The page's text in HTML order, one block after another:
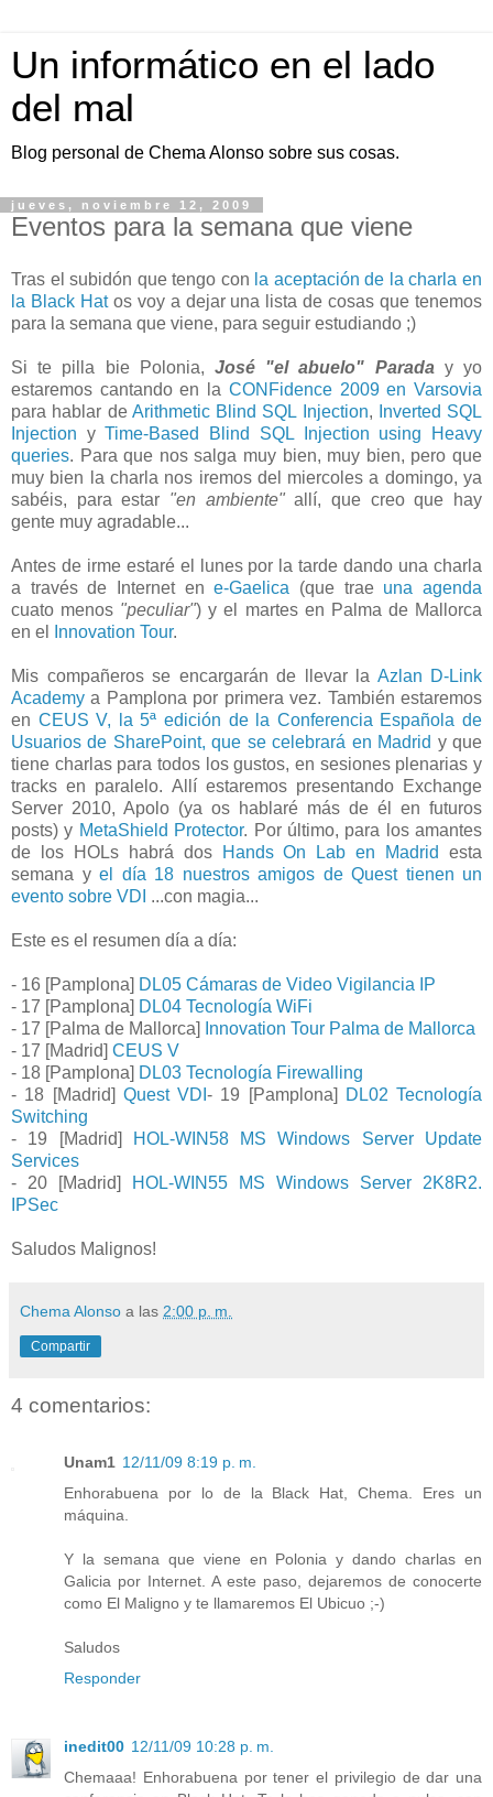
Un informático en el lado
del mal
Blog personal de Chema Alonso sobre sus cosas.
jueves, noviembre 12, 2009
Eventos para la semana que viene
Tras el subidón que tengo con la aceptación de la charla en
la Black Hatos voy a dejar una lista de cosas que tenemos
para la semana que viene, para seguir estudiando ;)
Si te pilla bie Polonia, José "el abuelo" Parada y yo
estaremos cantando en la CONFidence 2009 en Varsovia
para hablar de Arithmetic Blind SQL Injection,
Inverted SQL
Injection yTime-Based Blind SQL Injection using Heavy
queries. Para que nos salga muy bien, muy bien, pero que
muy bien la charla nos iremos del miercoles a domingo, ya
sabéis, para estar "en ambiente"allí, que creo que hay
gente muy agradable...
Antes de irme estaré el lunes por la tarde dando una charla
a través de Internet ene-Gaelica (que trae una agenda
cuato menos "peculiar") y el martes en Palma de Mallorca
en el
Innovation Tour.
Mis compañeros se encargarán de llevar la Azlan D-Link
Academy a Pamplona por primera vez. También estaremos
en CEUS V, la 5ª edición de la Conferencia Española de
Usuarios de SharePoint, que se celebrará en Madrid y que
tiene charlas para todos los gustos, en sesiones plenarias y
tracks en paralelo. Allí estaremos presentando Exchange
Server 2010, Apolo (ya os hablaré más de él en futuros
posts) y MetaShield Protector. Por último, para los amantes
de los HOLs habrá dos
Hands On Lab en Madrid
esta
semana y el día 18 nuestros amigos de Quest tienen un
evento sobre VDI ...con magia...
Este es el resumen día a día:
- 16 [Pamplona] DL05 Cámaras de Video Vigilancia IP
- 17 [Pamplona] DL04 Tecnología WiFi
- 17 [Palma de Mallorca]
Innovation Tour Palma de Mallorca
- 17 [Madrid] CEUS V
- 18 [Pamplona] DL03 Tecnología Firewalling
- 18 [Madrid] Quest VDI - 19 [Pamplona]
DL02 Tecnología
Switching
- 19 [Madrid]
HOL-WIN58 MS Windows Server Update
Services
- 20 [Madrid]
HOL-WIN55 MS Windows Server 2K8R2.
IPSec
Saludos Malignos!
Chema Alonso a las 2:00 p. m.
Compartir
4 comentarios:
Unam1 12/11/09 8:19 p. m.
Enhorabuena por lo de la Black Hat, Chema. Eres un
máquina.
Y la semana que viene en Polonia y dando charlas en
Galicia por Internet. A este paso, dejaremos de conocerte
como El Maligno y te llamaremos El Ubicuo ;-)
Saludos
Responder
inedit00 12/11/09 10:28 p. m.
Chemaaa! Enhorabuena por tener el privilegio de dar una